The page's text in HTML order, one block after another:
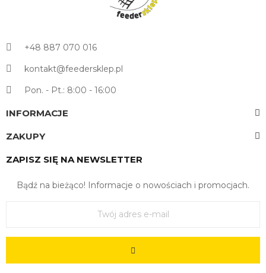
+48 887 070 016
kontakt@feedersklep.pl
Pon. - Pt.: 8:00 - 16:00
INFORMACJE
ZAKUPY
ZAPISZ SIĘ NA NEWSLETTER
Bądź na bieżąco! Informacje o nowościach i promocjach.